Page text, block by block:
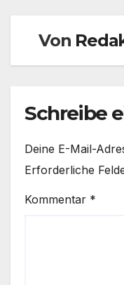
Von
Schreibe
Deine E-Mail-
Erforderliche
Kommentar *